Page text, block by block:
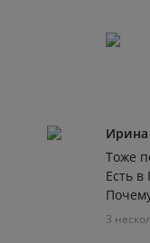
Ирина
Тоже
Есть
3